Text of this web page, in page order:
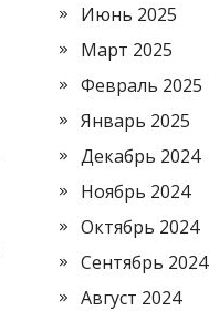
Июнь 2025
Март 2025
Февраль 2025
Январь 2025
Декабрь 2024
Ноябрь 2024
Октябрь 2024
Сентябрь 2024
Август 2024